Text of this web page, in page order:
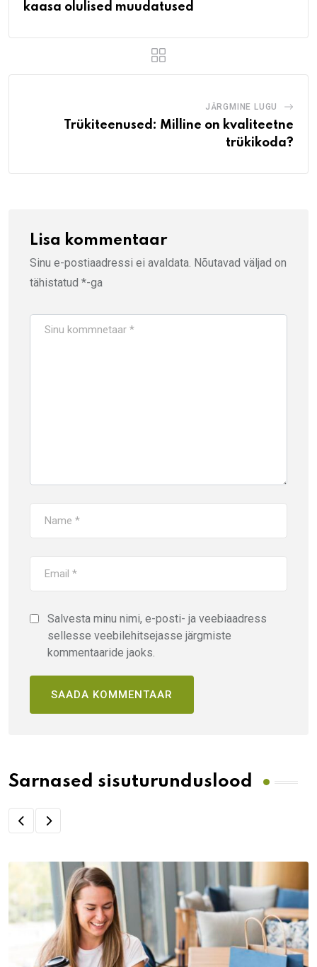
kaasa olulised muudatused
JÄRGMINE LUGU
Trükiteenused: Milline on kvaliteetne
trükikoda?
Lisa kommentaar
Sinu e-postiaadressi ei avaldata. Nõutavad väljad on
tähistatud *-ga
Salvesta minu nimi, e-posti- ja veebiaadress
sellesse veebilehitsejasse järgmiste
kommentaaride jaoks.
Sarnased sisuturunduslood